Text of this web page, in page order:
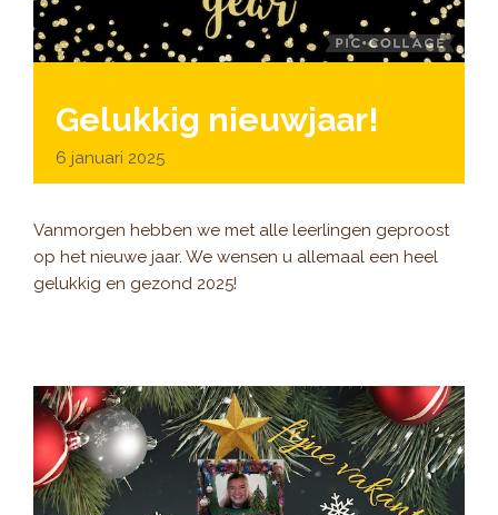
Gelukkig nieuwjaar!
6 januari 2025
Vanmorgen hebben we met alle leerlingen geproost
op het nieuwe jaar. We wensen u allemaal een heel
gelukkig en gezond 2025!